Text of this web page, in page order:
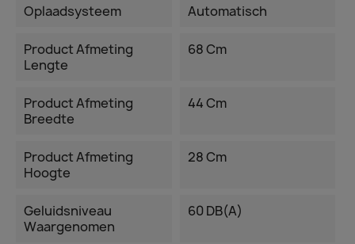
Oplaadsysteem Automatisch
Product Afmeting
Lengte
68 Cm
Product Afmeting
Breedte
44 Cm
Product Afmeting
Hoogte
28 Cm
Geluidsniveau
Waargenomen
60 DB(A)